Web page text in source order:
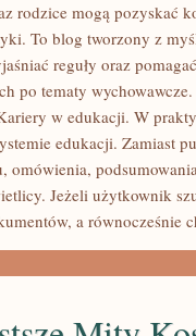
rodzice mogą pozyskać
To blog tworzony z
reguły oraz
po tematy
w edukacji. W
edukacji. Zamiast
omówienia,
Jeżeli użytkownik
a równocześnie